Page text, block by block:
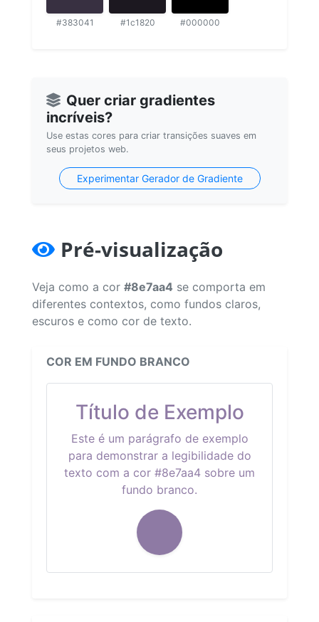
#383041 #1c1820 #000000
Quer criar gradientes
incríveis?
Use estas cores para criar transições suaves em
seus projetos web.
Experimentar Gerador de Gradiente
Pré-visualização
Veja como a cor #8e7aa4 se comporta em
diferentes contextos, como fundos claros,
escuros e como cor de texto.
COR EM FUNDO BRANCO
Título de Exemplo
Este é um parágrafo de exemplo
para demonstrar a legibilidade do
texto com a cor #8e7aa4 sobre um
fundo branco.